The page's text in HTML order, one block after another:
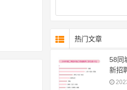
热门文章
58同
新招